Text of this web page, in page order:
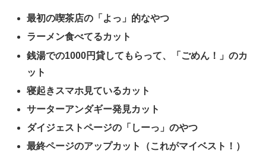
最初の喫茶店の「よっ」的なやつ
ラーメン食べてるカット
銭湯での1000円貸してもらって、「ごめん！」のカ
ット
寝起きスマホ見ているカット
サーターアンダギー発見カット
ダイジェストページの「しーっ」のやつ
最終ページのアップカット（これがマイベスト！）